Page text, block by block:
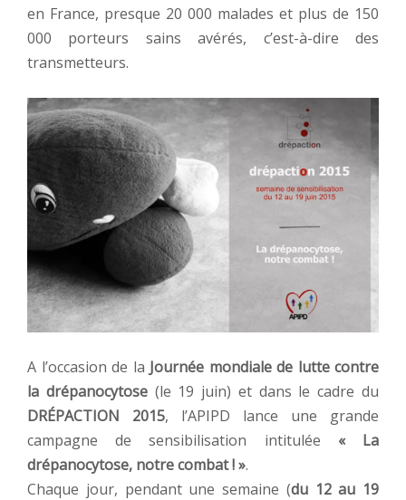
en France, presque 20 000 malades et plus de 150
000 porteurs sains avérés, c’est-à-dire des
transmetteurs.
A l’occasion de la Journée mondiale de lutte contre
la drépanocytose(le 19 juin) et dans le cadre du
DRÉPACTION 2015, l’APIPD lance une grande
campagne de sensibilisation intitulée « La
drépanocytose, notre combat ! ».
Chaque jour, pendant une semaine (du 12 au 19